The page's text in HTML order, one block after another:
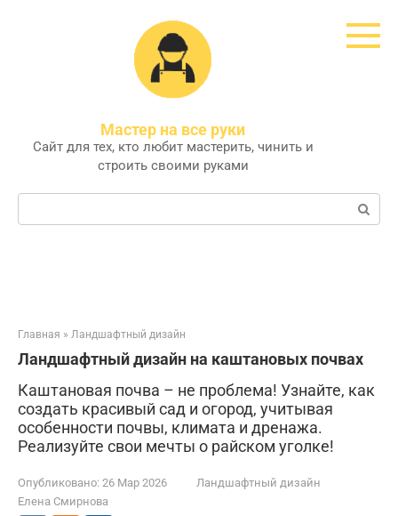
Мастер на все руки
Сайт для тех, кто любит мастерить, чинить и
строить своими руками
Поиск:
Главная » Ландшафтный дизайн
Ландшафтный дизайн на каштановых почвах
Каштановая почва – не проблема! Узнайте, как
создать красивый сад и огород, учитывая
особенности почвы, климата и дренажа.
Реализуйте свои мечты о райском уголке!
Опубликовано: 26 Мар 2026
Ландшафтный дизайн
Елена Смирнова